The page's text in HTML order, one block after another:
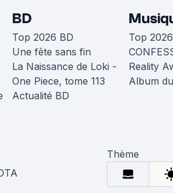
BD
Top 2026 BD
Une fête sans fin
La Naissance de Loki -
One Piece, tome 113
Actualité BD
Top
Reality
Album
Thème